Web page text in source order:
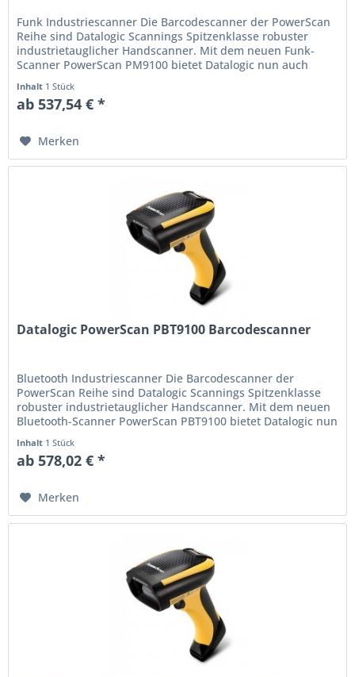
Funk Industriescanner Die Barcodescanner der PowerScan
Reihe sind Datalogic Scannings Spitzenklasse robuster
industrietauglicher Handscanner. Mit dem neuen Funk-
Scanner PowerScan PM9100 bietet Datalogic nun auch
Inhalt 1 Stück
ab 537,54 € *
Merken
Datalogic PowerScan PBT9100 Barcodescanner
Bluetooth Industriescanner Die Barcodescanner der
PowerScan Reihe sind Datalogic Scannings Spitzenklasse
robuster industrietauglicher Handscanner. Mit dem neuen
Bluetooth-Scanner PowerScan PBT9100 bietet Datalogic nun
Inhalt 1 Stück
ab 578,02 € *
Merken